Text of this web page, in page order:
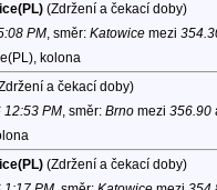
(Zdržení a čekací doby)
PM, směr: Katowicemezi
kolona
a čekací doby)
12:53 PM, směr: Brnomezi 356.90
(Zdržení a čekací doby)